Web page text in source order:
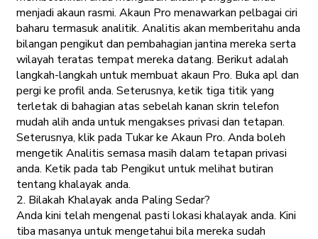
menjadi akaun rasmi. Akaun Pro menawarkan pelbagai ciri
baharu termasuk analitik. Analitis akan memberitahu anda
bilangan pengikut dan pembahagian jantina mereka serta
wilayah teratas tempat mereka datang. Berikut adalah
langkah-langkah untuk membuat akaun Pro. Buka apl dan
pergi ke profil anda. Seterusnya, ketik tiga titik yang
terletak di bahagian atas sebelah kanan skrin telefon
mudah alih anda untuk mengakses privasi dan tetapan.
Seterusnya, klik pada Tukar ke Akaun Pro. Anda boleh
mengetik Analitis semasa masih dalam tetapan privasi
anda. Ketik pada tab Pengikut untuk melihat butiran
tentang khalayak anda.
2. Bilakah Khalayak anda Paling Sedar?
Anda kini telah mengenal pasti lokasi khalayak anda. Kini
tiba masanya untuk mengetahui bila mereka sudah